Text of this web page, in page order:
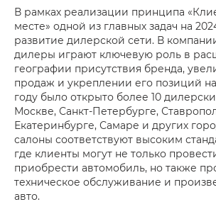
В рамках реализации принципа
месте» одной из главных задач на
развитие дилерской сети. В
дилеры играют ключевую роль в
географии присутствия бренда,
продаж и укреплении его позиций
году было открыто более 10
Москве, Санкт-Петербурге,
Екатеринбурге, Самаре и других
салоны соответствуют высоким
где клиенты могут не только
приобрести автомобиль, но также
техническое обслуживание и
авто.